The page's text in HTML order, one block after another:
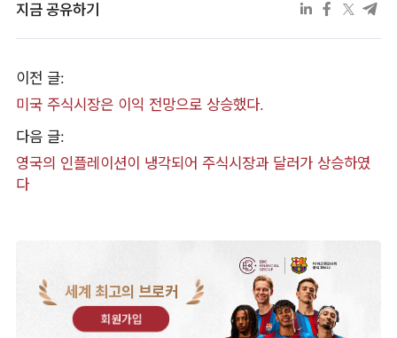
지금 공유하기
이전 글:
​미국 주식시장은 이익 전망으로 상승했다.
다음 글:
​영국의 인플레이션이 냉각되어 주식시장과 달러가 상승하였
다
세계 최고의 브로커
회원가입